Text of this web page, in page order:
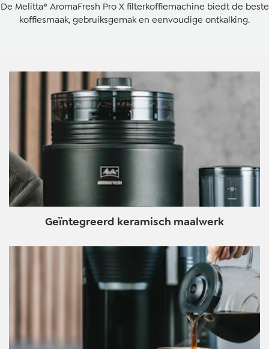
De Melitta® AromaFresh Pro X filterkoffiemachine biedt de beste
koffiesmaak, gebruiksgemak en eenvoudige ontkalking.
Geïntegreerd keramisch maalwerk